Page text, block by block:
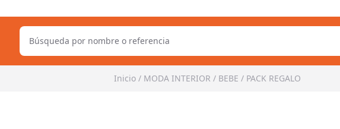
Inicio / MODA INTERIOR / BEBE / PACK REGALO